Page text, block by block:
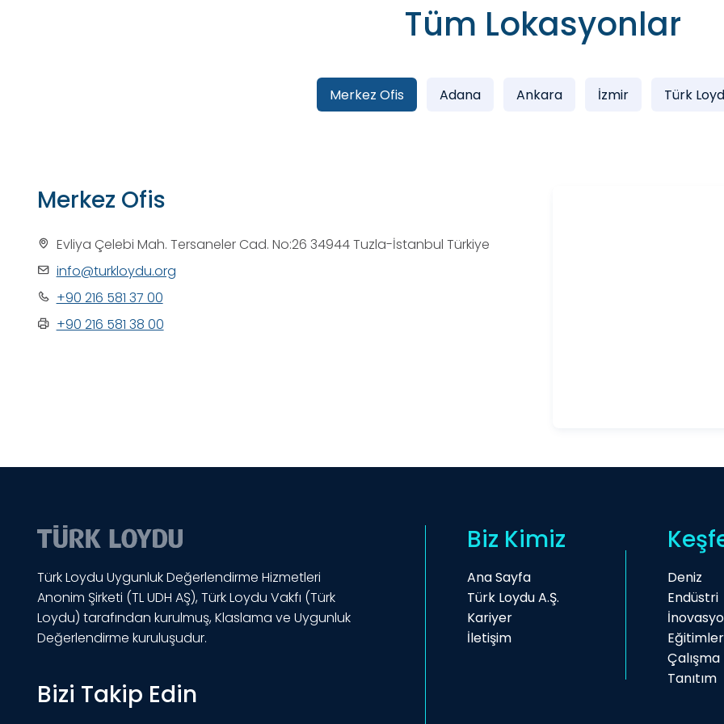
Tüm Lokasyonlar
Merkez Ofis Adana Ankara İzmir Türk
Merkez Ofis
Evliya Çelebi Mah. Tersaneler Cad. No:26 34944 Tuzla-İstanbul Türkiye
info@turkloydu.org
+90 216 581 37 00
+90 216 581 38 00
Türk Loydu Uygunluk Değerlendirme Hizmetleri
Anonim Şirketi (TL UDH AŞ), Türk Loydu Vakfı (Türk
Loydu) tarafından kurulmuş, Klaslama ve Uygunluk
Değerlendirme kuruluşudur.
Bizi Takip Edin
Biz Kimiz
Ana Sayfa
Türk Loydu A.Ş.
Kariyer
İletişim
Deniz
Endüstri
Eğitimler
Tanıtım